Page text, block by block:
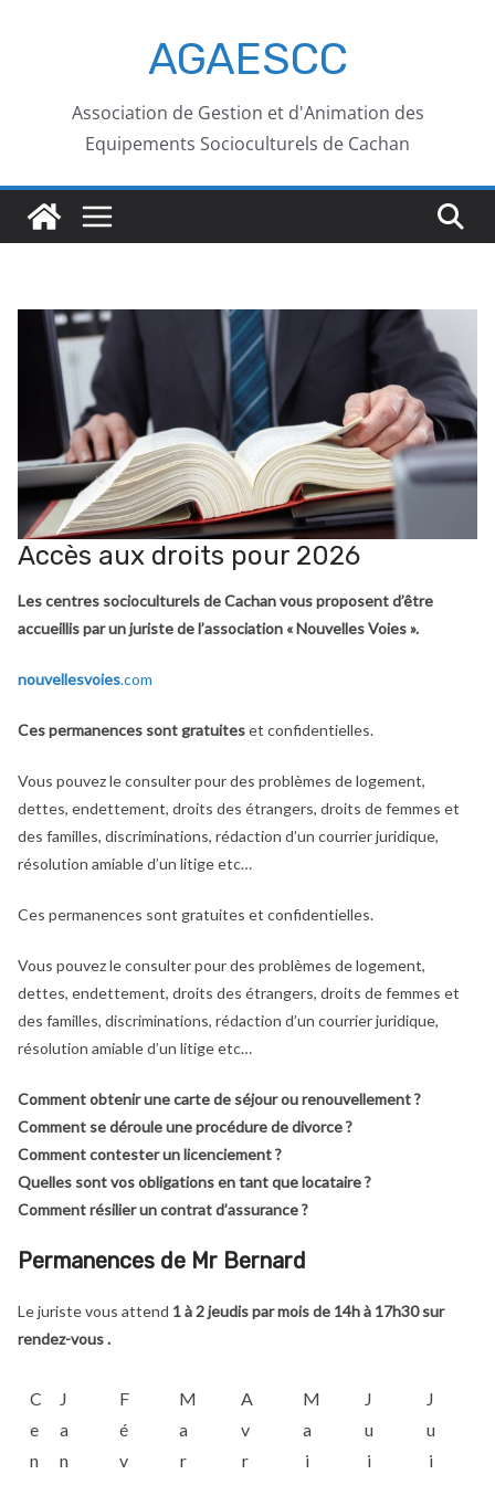
AGAESCC
Association de Gestion et d'Animation des
Equipements Socioculturels de Cachan
Accès aux droits pour 2026
Les centres socioculturels de Cachan vous proposent d’être
accueillis par un juriste de l’association « Nouvelles Voies ».
nouvellesvoies.com
Ces permanences sont gratuiteset confidentielles.
Vous pouvez le consulter pour des problèmes de logement,
dettes, endettement, droits des étrangers, droits de femmes et
des familles, discriminations, rédaction d’un courrier juridique,
résolution amiable d’un litige etc…
Ces permanences sont gratuites et confidentielles.
Vous pouvez le consulter pour des problèmes de logement,
dettes, endettement, droits des étrangers, droits de femmes et
des familles, discriminations, rédaction d’un courrier juridique,
résolution amiable d’un litige etc…
Comment obtenir une carte de séjour ou renouvellement ?
Comment se déroule une procédure de divorce ?
Comment contester un licenciement ?
Quelles sont vos obligations en tant que locataire ?
Comment résilier un contrat d’assurance ?
Permanences de Mr Bernard
Le juriste vous attend 1 à 2 jeudis par mois de 14h à 17h30 sur
rendez-vous .
C
e
n
J
a
n
F
é
v
M
a
r
A
v
r
M
a
i
J
u
i
J
u
i